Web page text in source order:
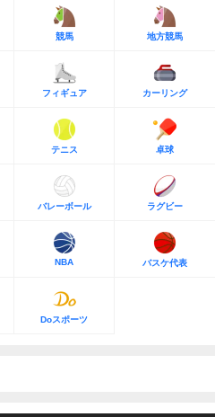
競馬 地方競馬
フィギュア カーリング
テニス 卓球
バレーボール ラグビー
NBA バスケ代表
Doスポーツ